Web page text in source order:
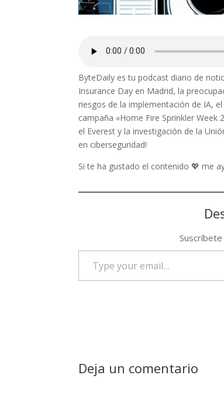
ByteDaily es tu podcast diario de
Insurance Day en Madrid, la
riesgos de la implementación de IA,
campaña «Home Fire Sprinkler
el Everest y la investigación de la
en ciberseguridad!
Si te ha gustado el contenido 💖 me
your
email…
Deja un comentario